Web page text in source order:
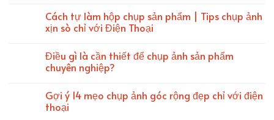
Cách tự làm hộp chụp sản phẩm | Tips chụp ảnh
xịn sò chỉ với Điện Thoại
Điều gì là cần thiết để chụp ảnh sản phẩm
chuyên nghiệp?
Gợi ý 14 mẹo chụp ảnh góc rộng đẹp chỉ với điện
thoại